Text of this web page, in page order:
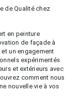
de Qualité chez
en peinture
de façade à
un engagement
expérimentés
et extérieurs avec
comment nous
nouvelle vie à vos